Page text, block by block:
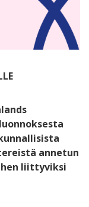
annetun
liittyviksi